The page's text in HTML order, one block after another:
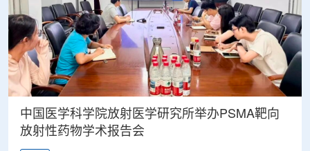
中国医学科学院放射医学研究所举办PSMA靶向
放射性药物学术报告会